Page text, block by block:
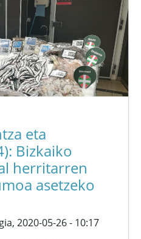
eta
Bizkaiko
herritarren
asetzeko
2020-05-26 - 10:17